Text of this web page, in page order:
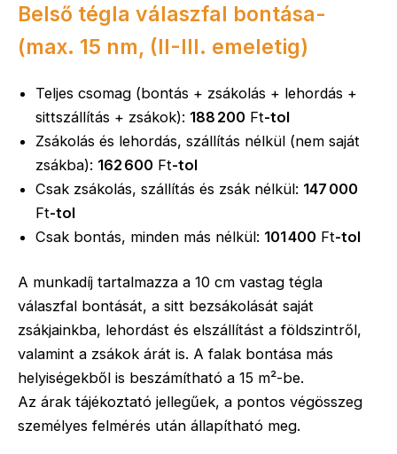
Belső tégla válaszfal bontása-
(max. 15 nm, (II-III. emeletig)
Teljes csomag (bontás + zsákolás + lehordás +
sittszállítás + zsákok): 188 200 Ft-tol
Zsákolás és lehordás, szállítás nélkül (nem saját
zsákba): 162 600 Ft-tol
Csak zsákolás, szállítás és zsák nélkül: 147 000
Ft-tol
Csak bontás, minden más nélkül: 101 400 Ft-tol
A munkadíj tartalmazza a 10 cm vastag tégla
válaszfal bontását, a sitt bezsákolását saját
zsákjainkba, lehordást és elszállítást a földszintről,
valamint a zsákok árát is. A falak bontása más
helyiségekből is beszámítható a 15 m²-be.
Az árak tájékoztató jellegűek, a pontos végösszeg
személyes felmérés után állapítható meg.